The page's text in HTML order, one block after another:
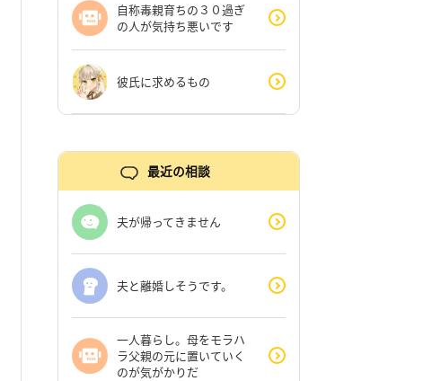
自称毒親育ちの３０過ぎ
の人が気持ち悪いです
彼氏に求めるもの
最近の相談
夫が帰ってきません
夫と離婚しそうです。
一人暮らし。母をモラハ
ラ父親の元に置いていく
のが気がかりだ